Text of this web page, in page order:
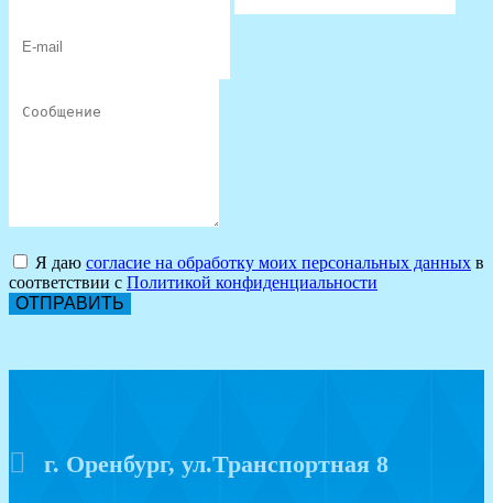
Я даю согласие на обработку моих персональных данных в
соответствии с Политикой конфиденциальности
ОТПРАВИТЬ
г. Оренбург, ул.Транспортная 8